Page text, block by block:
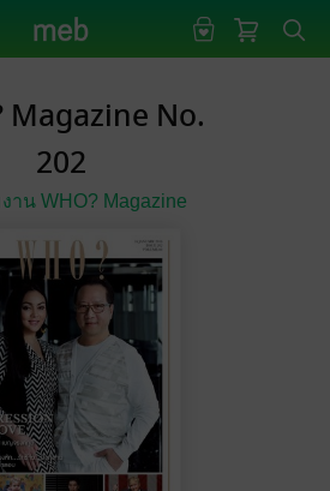
Magazine No.
202
าน WHO? Magazine